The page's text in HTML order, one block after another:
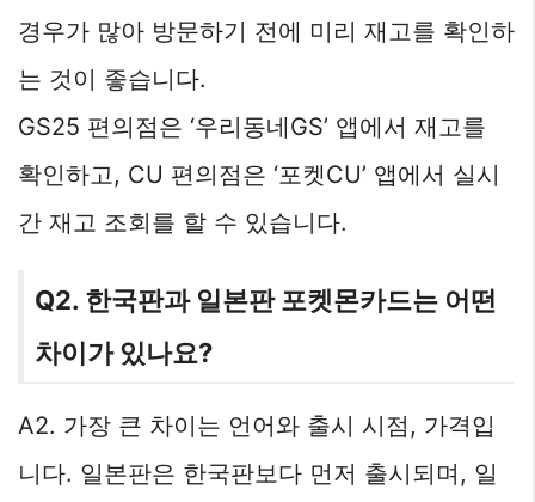
경우가 많아 방문하기 전에 미리 재고를 확인하
는 것이 좋습니다.
GS25 편의점은 ‘우리동네GS’ 앱에서 재고를
확인하고, CU 편의점은 ‘포켓CU’ 앱에서 실시
간 재고 조회를 할 수 있습니다.
Q2. 한국판과 일본판 포켓몬카드는 어떤
차이가 있나요?
A2. 가장 큰 차이는 언어와 출시 시점, 가격입
니다. 일본판은 한국판보다 먼저 출시되며, 일